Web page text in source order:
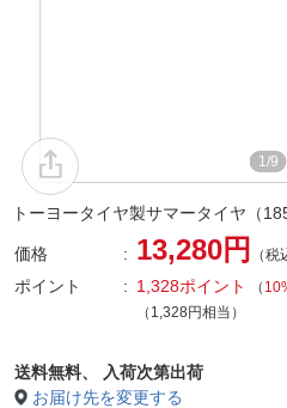
1/9
トーヨータイヤ製サマータイヤ（
価格 13,280円 （税
ポイント 1,328ポイント （
（1,328円相当）
送料無料、
入荷次第出荷
お届け先を変更する